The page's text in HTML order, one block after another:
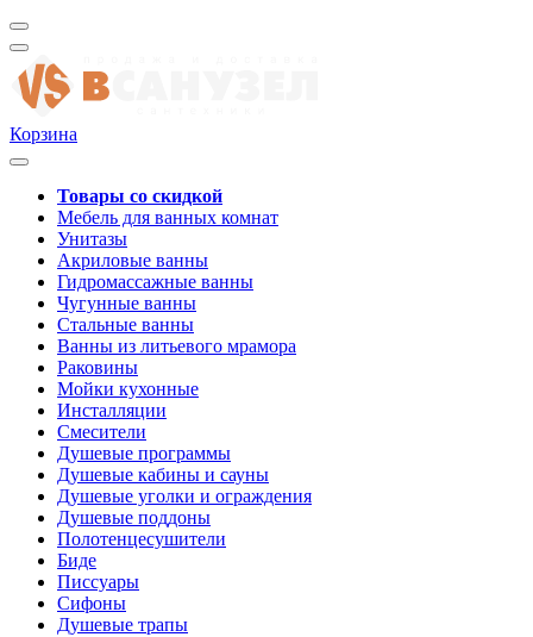
Корзина
Товары со скидкой
Мебель для ванных комнат
Унитазы
Акриловые ванны
Гидромассажные ванны
Чугунные ванны
Стальные ванны
Ванны из литьевого мрамора
Раковины
Мойки кухонные
Инсталляции
Смесители
Душевые программы
Душевые кабины и сауны
Душевые уголки и ограждения
Душевые поддоны
Полотенцесушители
Биде
Писсуары
Сифоны
Душевые трапы